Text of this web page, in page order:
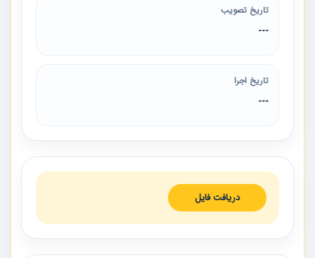
تاریخ تصویب
---
تاریخ اجرا
---
دریافت فایل